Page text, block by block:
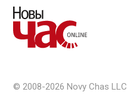
© 2008-2026 Novy Chas LLC